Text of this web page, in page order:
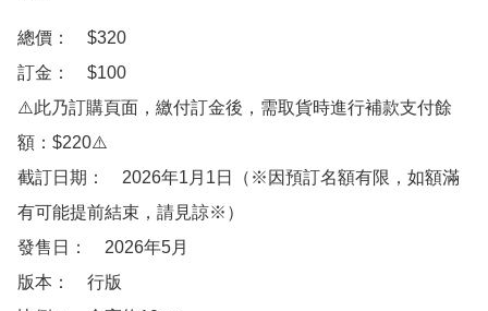
總價：　$320
訂金：　$100
⚠️此乃訂購頁面，繳付訂金後，需取貨時進行補款支付餘
額：$220⚠️
截訂日期：　2026年1月1日（※因預訂名額有限，如額滿
有可能提前結束，請見諒※）
發售日：　2026年5月
版本：　行版